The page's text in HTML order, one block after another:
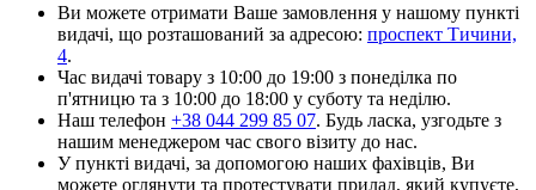
Ви можете отримати Ваше замовлення у нашому пункті
видачі, що розташований за адресою: проспект Тичини,
4.
Час видачі товару з 10:00 до 19:00 з понеділка по
п'ятницю та з 10:00 до 18:00 у суботу та неділю.
Наш телефон +38 044 299 85 07. Будь ласка, узгодьте з
нашим менеджером час свого візиту до нас.
У пункті видачі, за допомогою наших фахівців, Ви
можете оглянути та протестувати прилад, який купуєте,